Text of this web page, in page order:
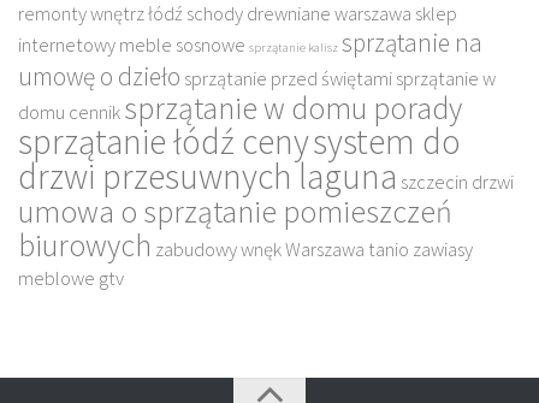
remonty wnętrz łódź schody drewniane warszawa sklep
internetowy meble sosnowe sprzątanie kalisz sprzątanie na
umowę o dzieło sprzątanie przed świętamisprzątanie w
domu cenniksprzątanie w domu porady
sprzątanie łódź cenysystem do
drzwi przesuwnych laguna szczecin drzwi
umowa o sprzątanie pomieszczeń
biurowych zabudowy wnęk Warszawa tanio zawiasy
meblowe gtv